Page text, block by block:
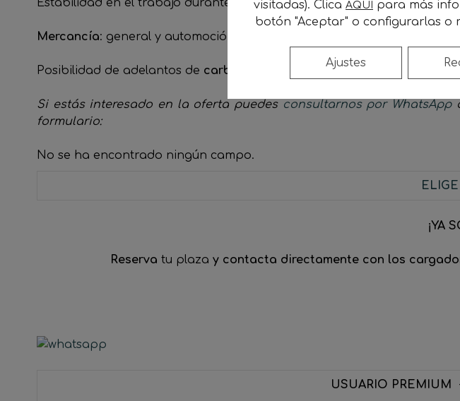
Estabilidad en el trabajo durante todo el año. Seriedad, formalidad y
Mercancía: general y automoción.
Posibilidad de adelantos de carburante desde el primer día
Si estás interesado en la oferta puedes consultarnos por WhatsApp
formulario:
No se ha encontrado ningún campo.
¡YA
Reserva tu plaza y contacta directamente con los
USUARIO PREMIUM
visitadas). Clica AQUÍ para más
botón "Aceptar" o configurarlas o
Ajustes